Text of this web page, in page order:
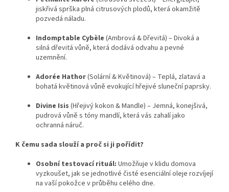
jiskřivá sprška plná citrusových plodů, která okamžitě
pozvedá náladu.
Indomptable Cybèle (Ambrová & Dřevitá) – Divoká a
silná dřevitá vůně, která dodává odvahu a pevné
uzemnění.
Adorée Hathor(Solární & Květinová) – Teplá, zlatavá a
bohatá květinová vůně evokující hřejivé sluneční paprsky.
Divine Isis (Hřejivý kokon & Mandle) – Jemná, konejšivá,
pudrová vůně s tóny mandlí, která vás zahalí jako
ochranná náruč.
K čemu sada slouží a proč si ji pořídit?
Osobní testovací rituál: Umožňuje v klidu domova
vyzkoušet, jak se jednotlivé čisté esenciální oleje rozvíjejí
na vaší pokožce v průběhu celého dne.